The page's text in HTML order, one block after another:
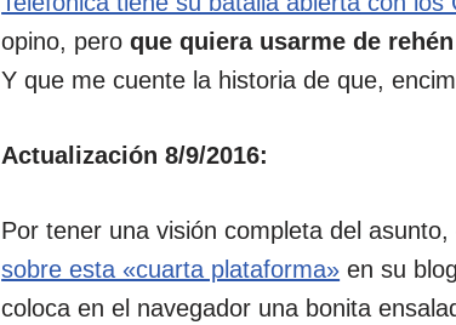
opino, peroque quiera usarme de
Y que me cuente la historia de que,
Actualización 8/9/2016:
Por tener una visión completa del
sobre esta «cuarta plataforma» en su
coloca en el navegador una bonita